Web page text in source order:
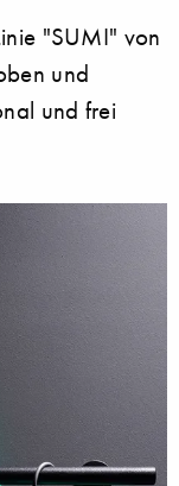
"SUMI" von
und
und frei